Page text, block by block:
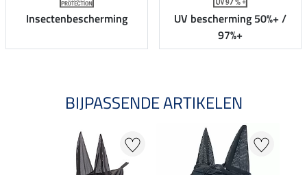
Insectenbescherming
UV bescherming 50%+ /
97%+
BIJPASSENDE ARTIKELEN